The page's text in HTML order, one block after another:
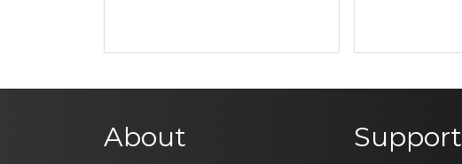
About Support